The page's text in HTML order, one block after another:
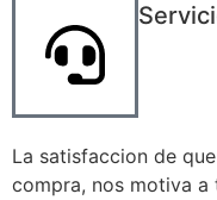
La satisfaccion de
compra, nos motiva a